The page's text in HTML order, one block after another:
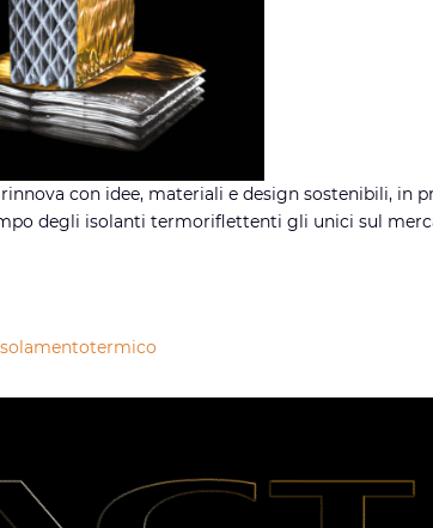
con idee, materiali e design sostenibili, in
degli isolanti termoriflettenti gli unici sul